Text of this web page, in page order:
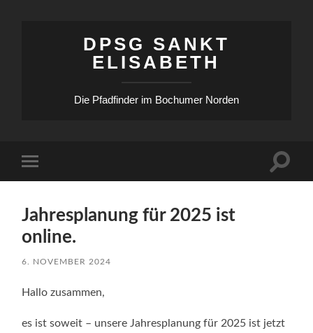
DPSG SANKT
ELISABETH
Die Pfadfinder im Bochumer Norden
Menü
Jahresplanung für 2025 ist
online.
6. NOVEMBER 2024
Hallo zusammen,
es ist soweit – unsere Jahresplanung für 2025 ist jetzt